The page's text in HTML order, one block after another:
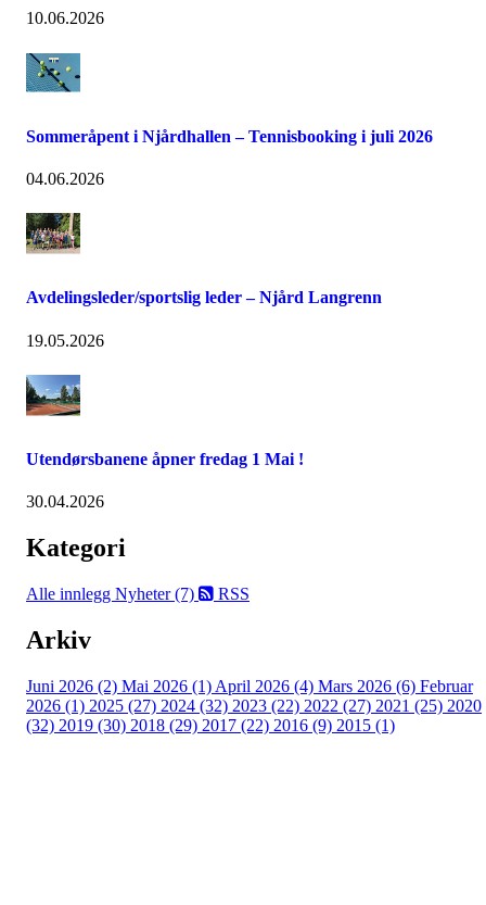
10.06.2026
Sommeråpent i Njårdhallen – Tennisbooking i juli 2026
04.06.2026
Avdelingsleder/sportslig leder – Njård Langrenn
19.05.2026
Utendørsbanene åpner fredag 1 Mai !
30.04.2026
Kategori
Alle innlegg Nyheter (7) RSS
Arkiv
Juni 2026 (2) Mai 2026 (1) April 2026 (4) Mars 2026 (6) Februar
2026 (1) 2025 (27) 2024 (32) 2023 (22) 2022 (27) 2021 (25) 2020
(32) 2019 (30) 2018 (29) 2017 (22) 2016 (9) 2015 (1)